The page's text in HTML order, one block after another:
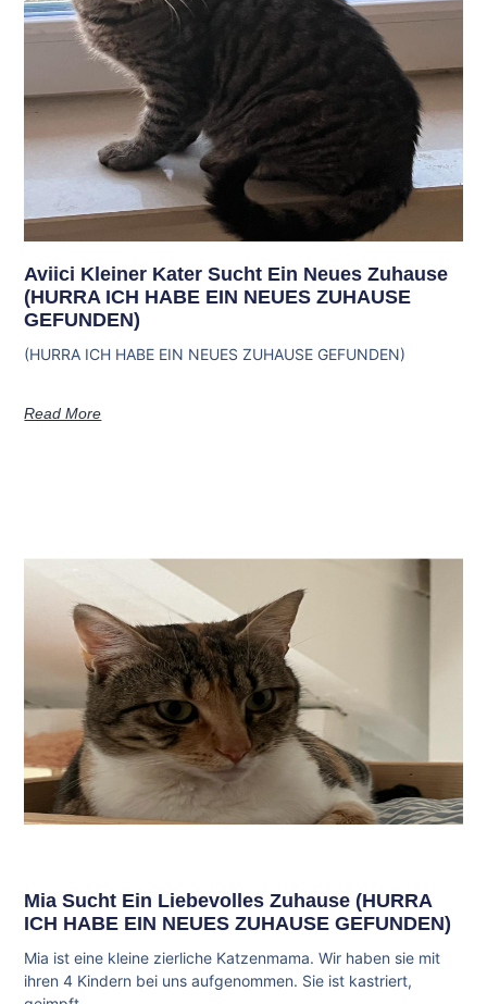
Aviici Kleiner Kater Sucht Ein Neues Zuhause
(HURRA ICH HABE EIN NEUES ZUHAUSE
GEFUNDEN)
(HURRA ICH HABE EIN NEUES ZUHAUSE GEFUNDEN)
Read More
Mia Sucht Ein Liebevolles Zuhause (HURRA
ICH HABE EIN NEUES ZUHAUSE GEFUNDEN)
Mia ist eine kleine zierliche Katzenmama. Wir haben sie mit
ihren 4 Kindern bei uns aufgenommen. Sie ist kastriert,